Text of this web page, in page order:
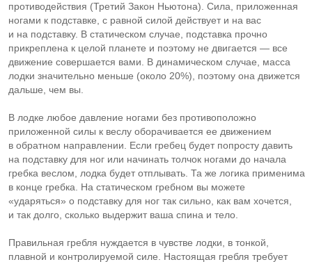
противодействия (Третий Закон Ньютона). Сила, приложенная
ногами к подставке, с равной силой действует и на вас
и на подставку. В статическом случае, подставка прочно
прикреплена к целой планете и поэтому не двигается — все
движение совершается вами. В динамическом случае, масса
лодки значительно меньше (около 20%), поэтому она движется
дальше, чем вы.
В лодке любое давление ногами без противоположно
приложенной силы к веслу оборачивается ее движением
в обратном направлении. Если гребец будет попросту давить
на подставку для ног или начинать толчок ногами до начала
гребка веслом, лодка будет отплывать. Та же логика применима
в конце гребка. На статическом гребном вы можете
«ударяться» о подставку для ног так сильно, как вам хочется,
и так долго, сколько выдержит ваша спина и тело.
Правильная гребля нуждается в чувстве лодки, в тонкой,
плавной и контролируемой силе. Настоящая гребля требует